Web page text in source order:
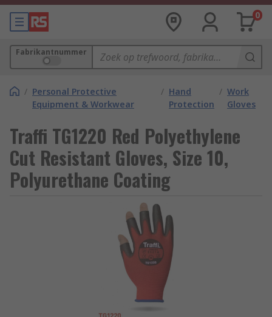
0
Fabrikantnummer
/ Personal Protective
Equipment & Workwear
/ Hand
Protection
/ Work
Gloves
Traffi TG1220 Red Polyethylene
Cut Resistant Gloves, Size 10,
Polyurethane Coating